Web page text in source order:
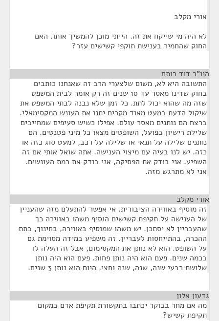
אורי מקלב
לא היה מי שייקח את זה. הייתי מוכן להמשיך אותו. האם
החוק שהחמיר בענישת תוקפי קשישים עזר?
היו"ר דוד רותם
התשובה היא לא, משום שלצערי הרב זה שאנחנו כותבים
בחוק שדינו מאסר עד 10 שנים זה רק אומר לבית המשפט
שזה מה שהוא יכול לתת. כל זמן שלא נבנה לבתי המשפט את
שיקול הדעת במעט מאוד מקרים יתנו את העונש המקסימאלי.
ברצח הם נותנים מאסר עולם. אפילו כשיש סעיפים שמחייבים
שלילת רישיון בפועל, השופטים מצאו כל מיני פטנטים. הם
נותנים שלילה על תנאי או שלילה על רכב, למעט סוג כזה או
כזה. יש לנו בעיה עם מיצוי הענישה. אתה שואל אותי אם זה
השפיע. אני בודק את הפסיקה, אני בודק את רמת העונשים.
אני לא מתרגש מזה.
אורי מקלב
זה מוסיף באווירה הציבורית. אי אפשר להתעלם מזה שהעניין
של הענישה על תקיפת קשישים הוסיף משהו באווירה כך
שהעבריין לא יסתכן. יש משהו שמוסיף באווירה, בחינוך, בתת
ההכרה, בהתייחסות לעבריין. זה משפיע במידה מסוימת גם
על השופט. הוא לא נותן את המקסימום, אבל זה העלה לו
בכמה שנים. פעם הוא היה נותן פחות. פעם הוא היה נותן
שלושת רבעי שנה, שנה, שנה וחצי, היום הוא נותן 3 שנים.
גדעון אלון
מה אם מחר בבוקר יכתבו בתקשורת תקיפת אדם במקום
תקיפת קשיש?